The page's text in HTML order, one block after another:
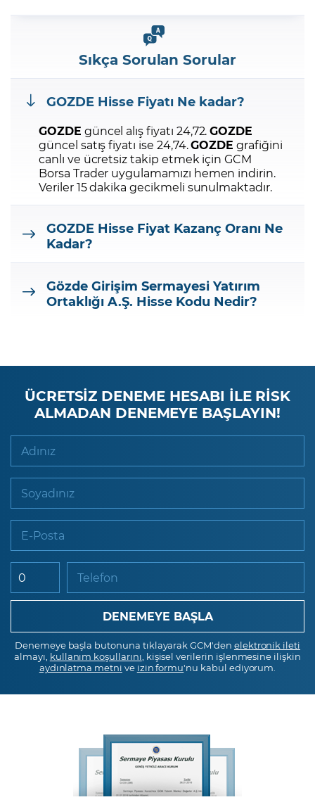
Sıkça Sorulan Sorular
GOZDE Hisse Fiyatı Ne kadar?
GOZDE güncel alış fiyatı 24,72.GOZDE
güncel satış fiyatı ise 24,74.GOZDE grafiğini
canlı ve ücretsiz takip etmek için GCM
Borsa Trader uygulamamızı hemen indirin.
Veriler 15 dakika gecikmeli sunulmaktadır.
GOZDE Hisse Fiyat Kazanç Oranı Ne
Kadar?
Gözde Girişim Sermayesi Yatırım
Ortaklığı A.Ş. Hisse Kodu Nedir?
ÜCRETSİZ DENEME HESABI İLE RİSK
ALMADAN DENEMEYE BAŞLAYIN!
Adınız
Soyadınız
E-Posta
Telefon
Denemeye başla butonuna tıklayarak GCM'den elektronik ileti
almayı, kullanım koşullarını , kişisel verilerin işlenmesine ilişkin
aydınlatma metni ve izin formu'nu kabul ediyorum.